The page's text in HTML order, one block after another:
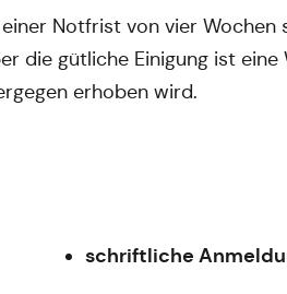
Notfrist von vier Wochen
die gütliche Einigung ist
erhoben wird.
schriftliche